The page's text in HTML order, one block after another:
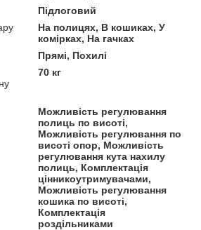
Підлоговий
На полицях, В кошиках, У
комірках, На гачках
Прямі, Похилі
70 кг
Можливість регулювання
полиць по висоті,
Можливість регулювання по
висоті опор, Можливість
регулювання кута нахилу
полиць, Комплектація
цінникоутримувачами,
Можливість регулювання
кошика по висоті,
Комплектація
роздільниками